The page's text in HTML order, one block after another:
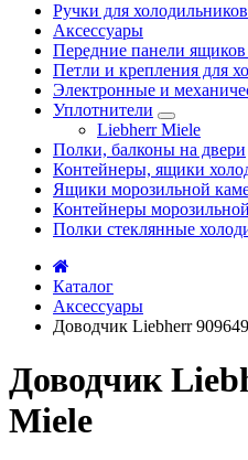
Ручки для холодильников
Аксессуары
Передние панели
Петли и крепления для
Электронные и
Уплотнители
Liebherr Miele
Полки, балконы на двери
Контейнеры, ящики
Ящики морозильной
Контейнеры
Полки стеклянные
Каталог
Аксессуары
Доводчик Liebherr
Доводчик
Miele